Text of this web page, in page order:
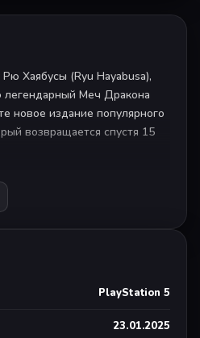
Хаябусы (Ryu Hayabusa),
легендарный Меч Дракона
новое издание популярного
возвращается спустя 15
обновленной
потрясающей графики
игрокам глубжеPlayStation 5
23.01.2025